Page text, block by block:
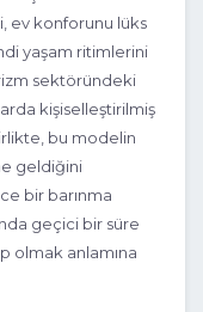
ev konforunu lüks
yaşam ritimlerini
sektöründeki
kişiselleştirilmiş
bu modelin
geldiğini
bir barınma
geçici bir süre
olmak anlamına